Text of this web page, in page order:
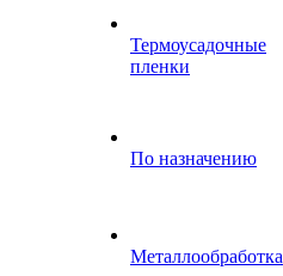
Термоусадочные
пленки
По назначению
Металлообработка